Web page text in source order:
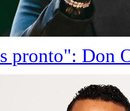
pronto": Don